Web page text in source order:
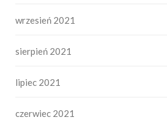
wrzesień 2021
sierpień 2021
lipiec 2021
czerwiec 2021